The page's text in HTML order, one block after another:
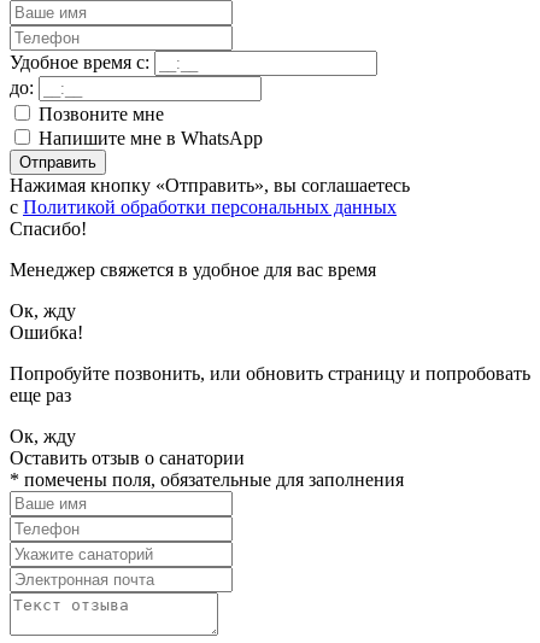
Удобное время с:
до:
Позвоните мне
Напишите мне в WhatsApp
Отправить
Нажимая кнопку «Отправить», вы соглашаетесь
с Политикой обработки персональных данных
Спасибо!
Менеджер свяжется в удобное для вас время
Ок, жду
Ошибка!
Попробуйте позвонить, или обновить страницу и попробовать
еще раз
Ок, жду
Оставить отзыв о санатории
* помечены поля, обязательные для заполнения